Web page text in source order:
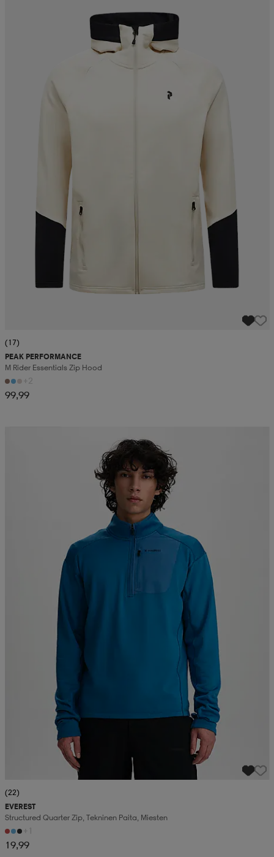
(17)
PEAK PERFORMANCE
M Rider Essentials Zip Hood
+2
99,99
(22)
EVEREST
Structured Quarter Zip, Tekninen Paita, Miesten
+1
19,99